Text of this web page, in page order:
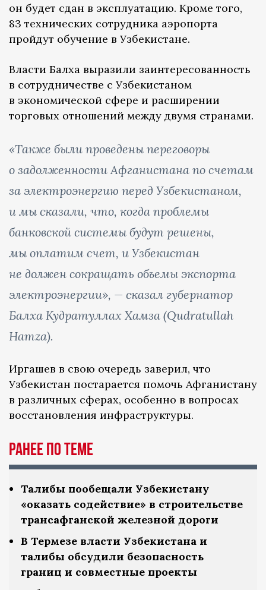
он будет сдан в эксплуатацию. Кроме того,
83 технических сотрудника аэропорта
пройдут обучение в Узбекистане.
Власти Балха выразили заинтересованность
в сотрудничестве с Узбекистаном
в экономической сфере и расширении
торговых отношений между двумя странами.
«Также были проведены переговоры
о задолженности Афганистана по счетам
за электроэнергию перед Узбекистаном,
и мы сказали, что, когда проблемы
банковской системы будут решены,
мы оплатим счет, и Узбекистан
не должен сокращать объемы экспорта
электроэнергии», — сказал губернатор
Балха Кудратуллах Хамза (Qudratullah
Hamza).
Иргашев в свою очередь заверил, что
Узбекистан постарается помочь Афганистану
в различных сферах, особенно в вопросах
восстановления инфраструктуры.
Ранее по теме
Талибы пообещали Узбекистану
«оказать содействие» в строительстве
трансафганской железной дороги
В Термезе власти Узбекистана и
талибы обсудили безопасность
границ и совместные проекты